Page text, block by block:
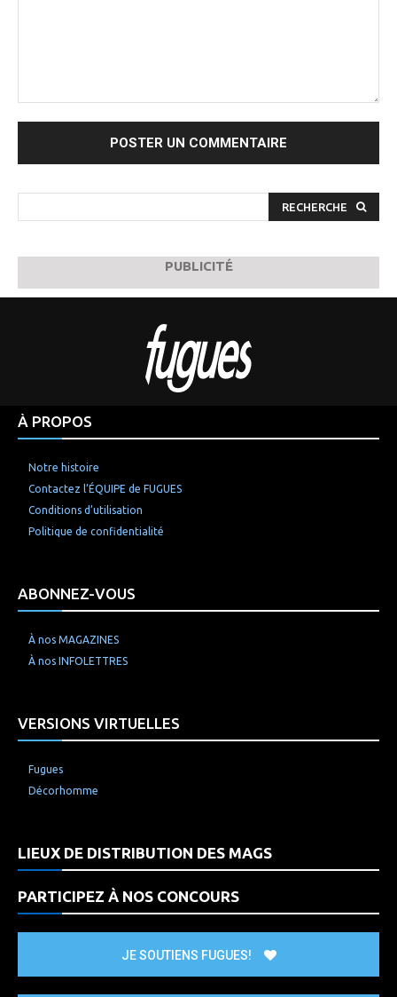
RECHERCHE
PUBLICITÉ
À PROPOS
Notre histoire
Contactez l’ÉQUIPE de FUGUES
Conditions d’utilisation
Politique de confidentialité
ABONNEZ-VOUS
À nos MAGAZINES
À nos INFOLETTRES
VERSIONS VIRTUELLES
Fugues
Décorhomme
LIEUX DE DISTRIBUTION DES MAGS
PARTICIPEZ À NOS CONCOURS
JE SOUTIENS FUGUES!